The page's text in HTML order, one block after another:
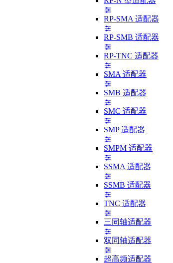
RP-SMA 适配器
RP-SMB 适配器
RP-TNC 适配器
SMA 适配器
SMB 适配器
SMC 适配器
SMP 适配器
SMPM 适配器
SSMA 适配器
SSMB 适配器
TNC 适配器
三同轴适配器
双同轴适配器
超高频适配器